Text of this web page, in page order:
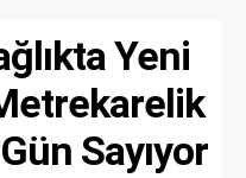
Yeni
Sayıyor